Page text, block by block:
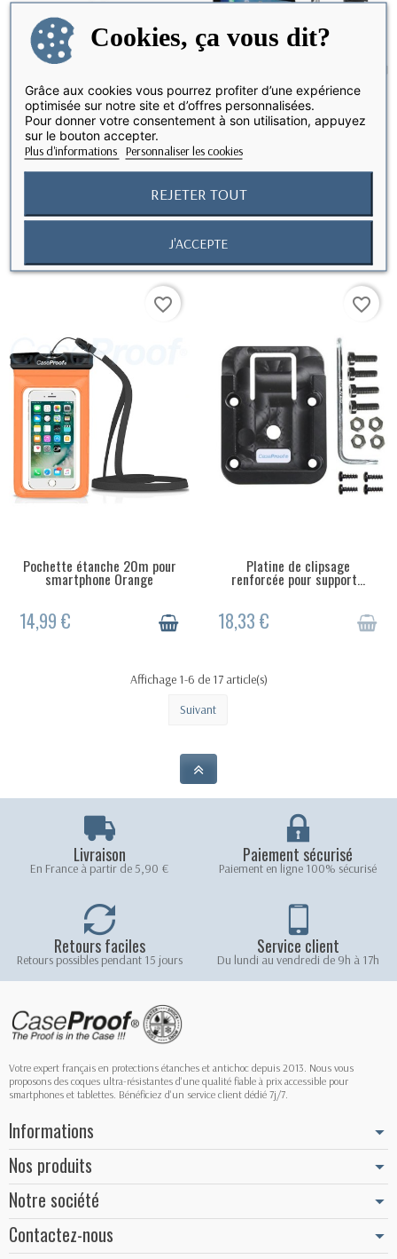
69,90 €
EN STOCK
favorite_border
Pochette étanche 20m pour
smartphone Orange
14,99 €
RUPTURE DE STOCK
favorite_border
Platine de clipsage
renforcée pour support...
18,33 €
Affichage 1-6 de 17 article(s)
Suivant
Livraison
En France à partir de 5,90 €
Paiement sécurisé
Paiement en ligne 100% sécurisé
Retours faciles
Retours possibles pendant 15 jours
Service client
Du lundi au vendredi de 9h à 17h
Votre expert français en protections étanches et antichoc depuis 2013. Nous vous
proposons des coques ultra-résistantes d'une qualité fiable à prix accessible pour
smartphones et tablettes. Bénéficiez d'un service client dédié 7j/7.
Informations
Nos produits
Notre société
Contactez-nous
Cookies, ça vous dit?
Grâce aux cookies vous pourrez profiter d’une expérience
optimisée sur notre site et d’offres personnalisées.
Pour donner votre consentement à son utilisation, appuyez
sur le bouton accepter.
Plus d'informations Personnaliser les cookies
REJETER TOUT
J'ACCEPTE